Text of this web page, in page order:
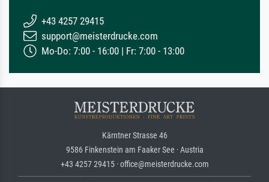
+43 4257 29415
support@meisterdrucke.com
Mo-Do: 7:00 - 16:00 | Fr: 7:00 - 13:00
Kärntner Strasse 46
9586 Finkenstein am Faaker See · Austria
+43 4257 29415 · office@meisterdrucke.com